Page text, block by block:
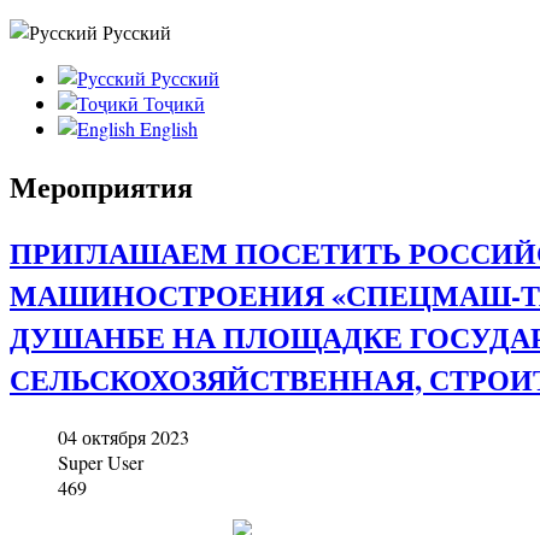
Русский
Русский
Тоҷикӣ
English
Мероприятия
ПРИГЛАШАЕМ ПОСЕТИТЬ
МАШИНОСТРОЕНИЯ «СПЕЦМАШ-
ДУШАНБЕ НА ПЛОЩАДКЕ
СЕЛЬСКОХОЗЯЙСТВЕННАЯ,
04 октября 2023
Super User
469